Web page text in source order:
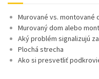
Murované vs. montované
Murovaný dom alebo
Aký problém signalizujú
Plochá strecha
Ako si presvetliť